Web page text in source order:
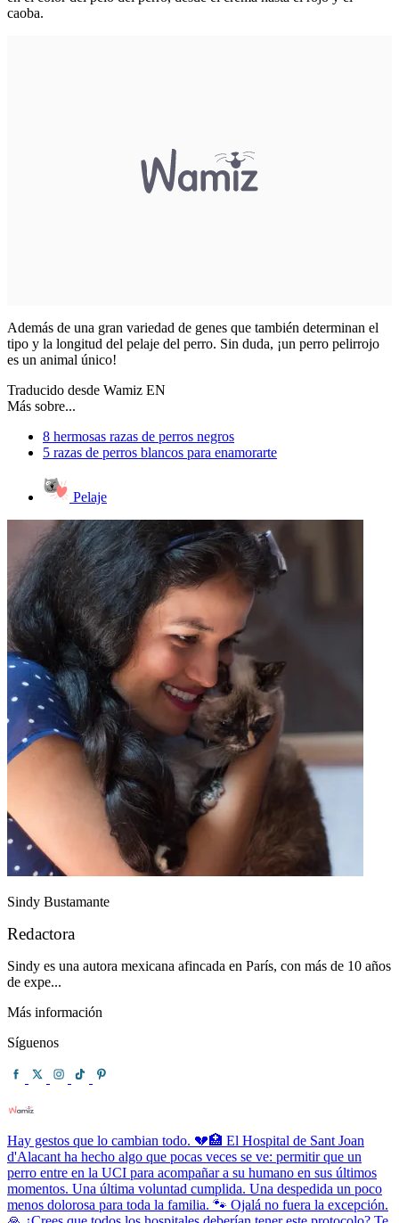
caoba.
Además de una gran variedad de genes que también determinan el
tipo y la longitud del pelaje del perro. Sin duda, ¡un perro pelirrojo
es un animal único!
Traducido desde Wamiz EN
Más sobre...
8 hermosas razas de perros negros
5 razas de perros blancos para enamorarte
Pelaje
Sindy Bustamante
Redactora
Sindy es una autora mexicana afincada en París, con más de 10 años
de expe...
Más información
Síguenos
Hay gestos que lo cambian todo. 💔🏥 El Hospital de Sant Joan
d'Alacant ha hecho algo que pocas veces se ve: permitir que un
perro entre en la UCI para acompañar a su humano en sus últimos
momentos. Una última voluntad cumplida. Una despedida un poco
menos dolorosa para toda la familia. 🐾 Ojalá no fuera la excepción.